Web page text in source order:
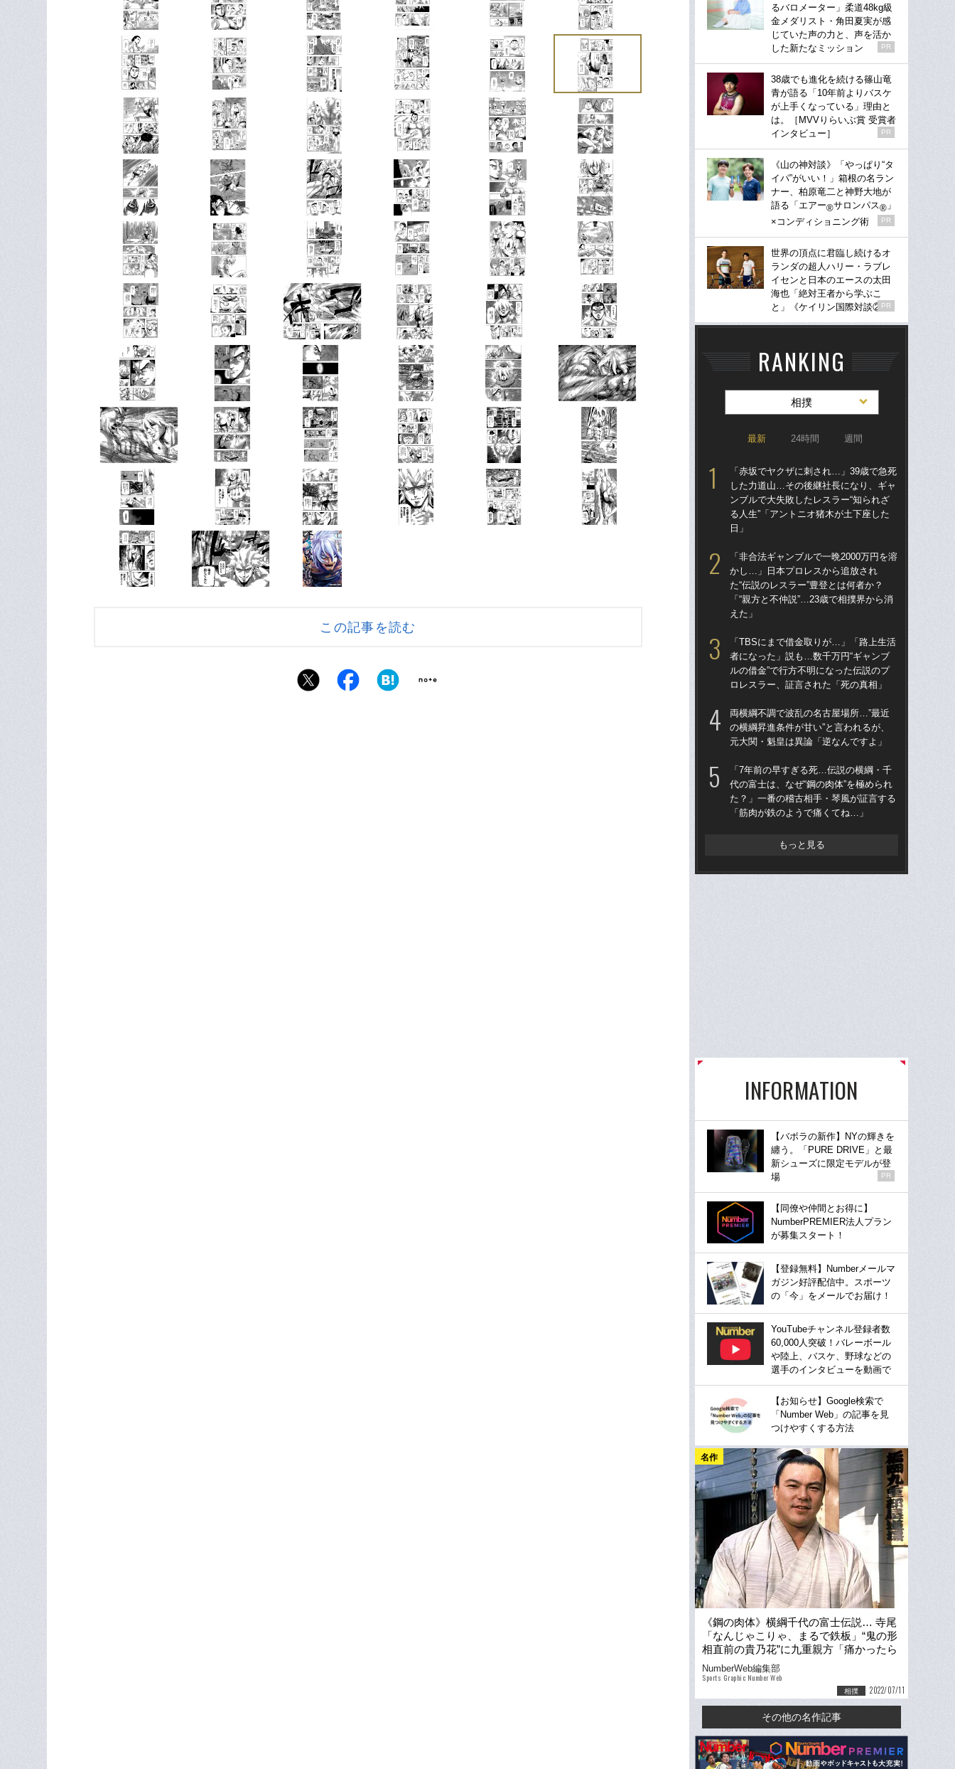
この記事を読む
るバロメーター」柔道48kg級
金メダリスト・角田夏実が感
じていた声の力と、声を活か
した新たなミッション
PR
38歳でも進化を続ける篠山竜
青が語る「10年前よりバスケ
が上手くなっている」理由と
は。［MVVりらいぶ賞 受賞者
インタビュー］
PR
《山の神対談》「やっぱり“タ
イパ”がいい！」箱根の名ラン
ナー、柏原竜二と神野大地が
語る「エアー®サロンパス® 」
×コンディショニング術
PR
世界の頂点に君臨し続けるオ
ランダの超人ハリー・ラブレ
イセンと日本のエースの太田
海也「絶対王者から学ぶこ
と」《ケイリン国際対談②》
PR
RANKING
相撲
最新 24時間 週間
「赤坂でヤクザに刺され…」39歳で急死
した力道山…その後継社長になり、ギャ
ンブルで大失敗したレスラー“知られざ
る人生”「アントニオ猪木が土下座した
日」
「非合法ギャンブルで一晩2000万円を溶
かし…」日本プロレスから追放され
た“伝説のレスラー”豊登とは何者か？
「“親方と不仲説”…23歳で相撲界から消
えた」
「TBSにまで借金取りが…」「路上生活
者になった」説も…数千万円“ギャンブ
ルの借金”で行方不明になった伝説のプ
ロレスラー、証言された「死の真相」
両横綱不調で波乱の名古屋場所…”最近
の横綱昇進条件が甘い”と言われるが、
元大関・魁皇は異論「逆なんですよ」
「7年前の早すぎる死…伝説の横綱・千
代の富士は、なぜ“鋼の肉体”を極められ
た？」一番の稽古相手・琴風が証言する
「筋肉が鉄のようで痛くてね…」
もっと見る
INFORMATION
【バボラの新作】NYの輝きを
纏う。「PURE DRIVE」と最
新シューズに限定モデルが登
場
PR
【同僚や仲間とお得に】
NumberPREMIER法人プラン
が募集スタート！
【登録無料】Numberメールマ
ガジン好評配信中。スポーツ
の「今」をメールでお届け！
YouTubeチャンネル登録者数
60,000人突破！バレーボール
や陸上、バスケ、野球などの
選手のインタビューを動画で
【お知らせ】Google検索で
「Number Web」の記事を見
つけやすくする方法
名作
《鋼の肉体》横綱千代の富士伝説… 寺尾
「なんじゃこりゃ、まるで鉄板」“鬼の形
相直前の貴乃花”に九重親方「痛かったら
やめろ！」
NumberWeb編集部
Sports Graphic Number Web
相撲 2022/07/11
その他の名作記事